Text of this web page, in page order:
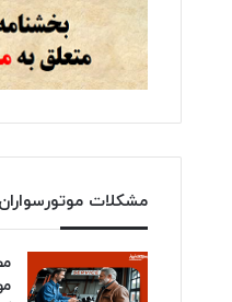
مشکلات موتورسواران